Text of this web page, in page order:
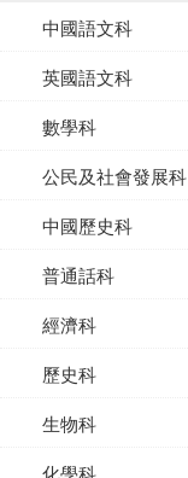
中國語文科
英國語文科
數學科
公民及社會發展科
中國歷史科
普通話科
經濟科
歷史科
生物科
化學科